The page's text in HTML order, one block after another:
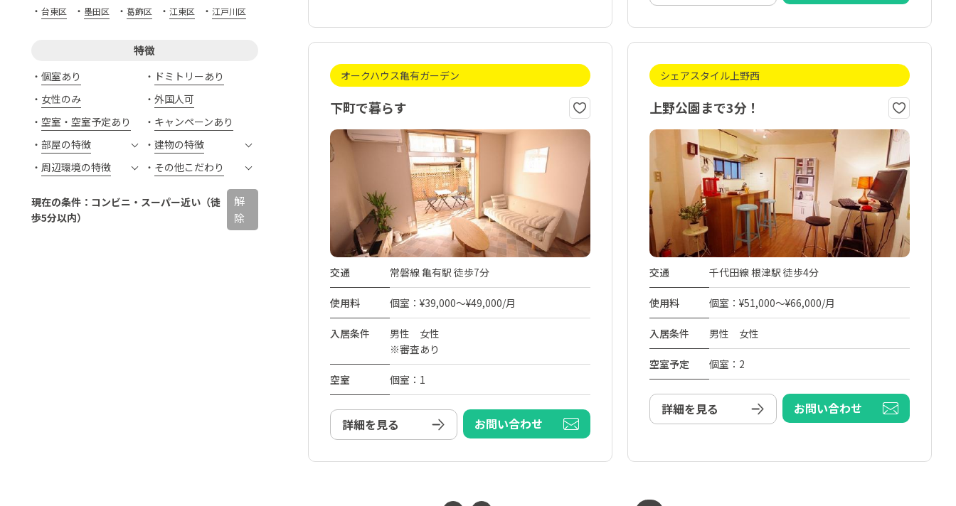
・ 台東区 ・ 墨田区 ・ 葛飾区 ・ 江東区 ・ 江戸川区
特徴
個室あり
ドミトリーあり
女性のみ
外国人可
空室・空室予定あり
キャンペーンあり
部屋の特徴
建物の特徴
周辺環境の特徴
その他こだわり
現在の条件：コンビニ・スーパー近い（徒
歩5分以内）
解
除
オークハウス亀有ガーデン
下町で暮らす
交通 常磐線 亀有駅 徒歩7分
使用料 個室：¥39,000～¥49,000/月
入居条件
男性 女性
※審査あり
空室 個室：1
詳細を見る お問い合わせ
シェアスタイル上野西
上野公園まで3分！
交通 千代田線 根津駅 徒歩4分
使用料 個室：¥51,000～¥66,000/月
入居条件 男性 女性
空室予定 個室：2
詳細を見る お問い合わせ